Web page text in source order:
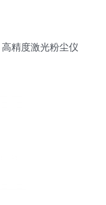
精度激光粉尘仪